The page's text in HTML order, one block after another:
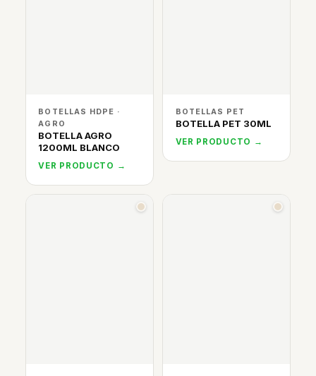
BOTELLAS HDPE ·
AGRO
BOTELLA AGRO
1200ML BLANCO
VER PRODUCTO →
BOTELLAS PET
BOTELLA PET 30ML
VER PRODUCTO →